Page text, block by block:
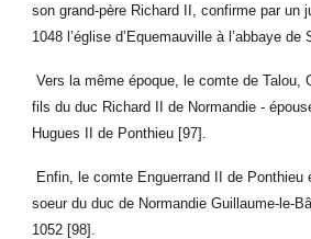
son grand-père Richard II, confirme par un
1048 l’église d’Equemauville à l’abbaye de
Vers la même époque, le comte de Talou,
fils du duc Richard II de Normandie -
Hugues II de Ponthieu [97].
Enfin, le comte Enguerrand II de Ponthieu
soeur du duc de Normandie Guillaume-le-
1052 [98].